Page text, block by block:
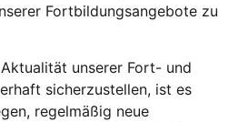
Fortbildungsangebote zu
unserer Fort- und
sicherzustellen, ist es
regelmäßig neue